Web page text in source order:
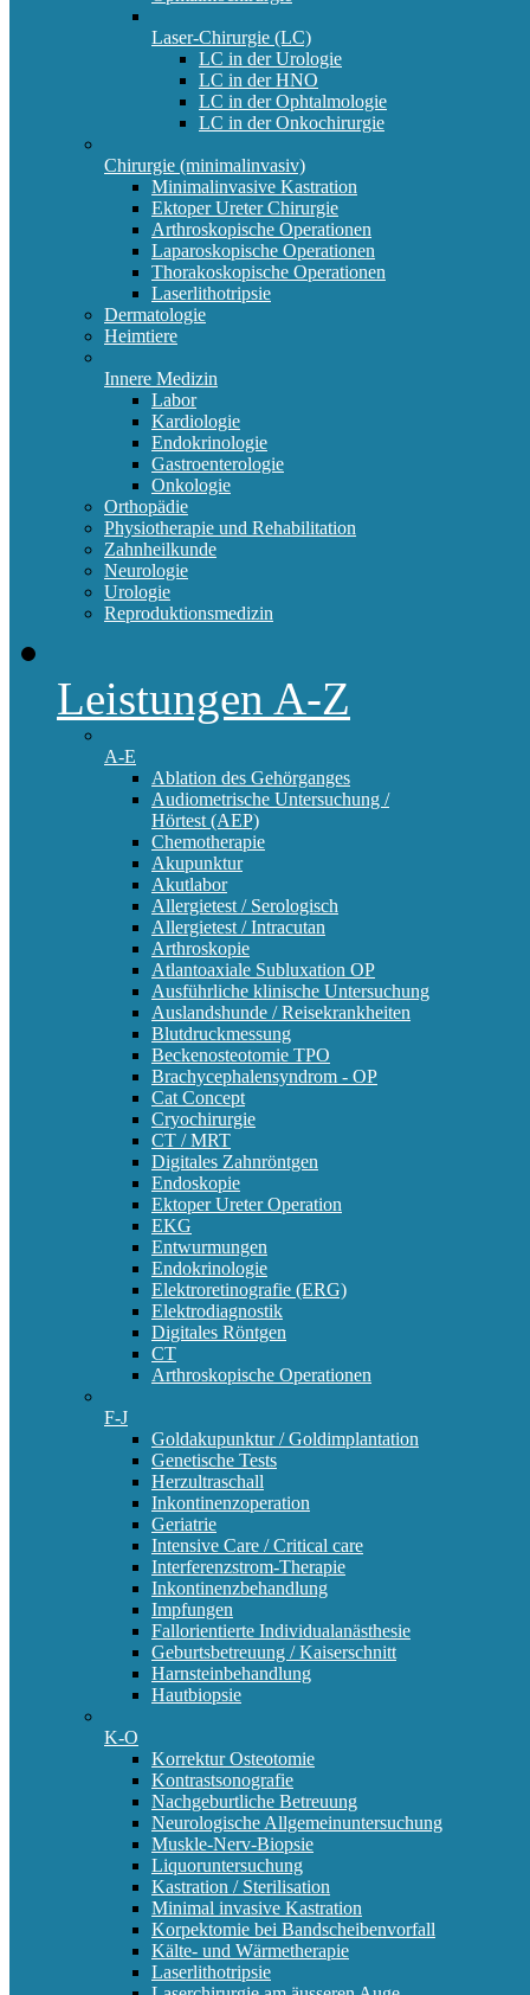
Laser-Chirurgie (LC)
LC in der Urologie
LC in der HNO
LC in der Ophtalmologie
LC in der Onkochirurgie
Chirurgie (minimalinvasiv)
Minimalinvasive Kastration
Ektoper Ureter Chirurgie
Arthroskopische Operationen
Laparoskopische Operationen
Thorakoskopische Operationen
Laserlithotripsie
Dermatologie
Heimtiere
Innere Medizin
Labor
Kardiologie
Endokrinologie
Gastroenterologie
Onkologie
Orthopädie
Physiotherapie und Rehabilitation
Zahnheilkunde
Neurologie
Urologie
Reproduktionsmedizin
Leistungen A-Z
A-E
Ablation des Gehörganges
Audiometrische Untersuchung /
Hörtest (AEP)
Chemotherapie
Akupunktur
Akutlabor
Allergietest / Serologisch
Allergietest / Intracutan
Arthroskopie
Atlantoaxiale Subluxation OP
Ausführliche klinische Untersuchung
Auslandshunde / Reisekrankheiten
Blutdruckmessung
Beckenosteotomie TPO
Brachycephalensyndrom - OP
Cat Concept
Cryochirurgie
CT / MRT
Digitales Zahnröntgen
Endoskopie
Ektoper Ureter Operation
EKG
Entwurmungen
Endokrinologie
Elektroretinografie (ERG)
Elektrodiagnostik
Digitales Röntgen
CT
Arthroskopische Operationen
F-J
Goldakupunktur / Goldimplantation
Genetische Tests
Herzultraschall
Inkontinenzoperation
Geriatrie
Intensive Care / Critical care
Interferenzstrom-Therapie
Inkontinenzbehandlung
Impfungen
Fallorientierte Individualanästhesie
Geburtsbetreuung / Kaiserschnitt
Harnsteinbehandlung
Hautbiopsie
K-O
Korrektur Osteotomie
Kontrastsonografie
Nachgeburtliche Betreuung
Neurologische Allgemeinuntersuchung
Muskle-Nerv-Biopsie
Liquoruntersuchung
Kastration / Sterilisation
Minimal invasive Kastration
Korpektomie bei Bandscheibenvorfall
Kälte- und Wärmetherapie
Laserlithotripsie